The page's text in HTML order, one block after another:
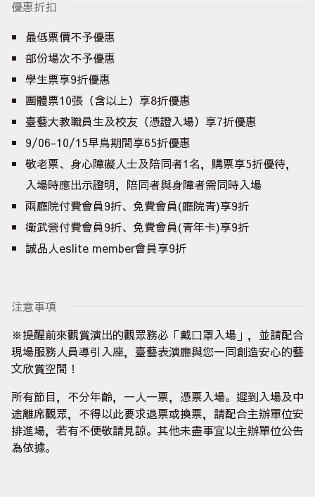
優惠折扣
最低票價不予優惠
部份場次不予優惠
學生票享9折優惠
團體票10張（含以上）享8折優惠
臺藝大教職員生及校友（憑證入場）享7折優惠
9/06-10/15早鳥期間享65折優惠
敬老票、身心障礙人士及陪同者1名，購票享5折優待，
入場時應出示證明，陪同者與身障者需同時入場
兩廳院付費會員9折、免費會員(廳院青)享9折
衛武營付費會員9折、免費會員(青年卡)享9折
誠品人eslite member會員享9折
注意事項
※提醒前來觀賞演出的觀眾務必「戴口罩入場」，並請配合
現場服務人員導引入座，臺藝表演廳與您一同創造安心的藝
文欣賞空間！
所有節目，不分年齡，一人一票，憑票入場。遲到入場及中
途離席觀眾，不得以此要求退票或換票，請配合主辦單位安
排進場，若有不便敬請見諒。其他未盡事宜以主辦單位公告
為依據。